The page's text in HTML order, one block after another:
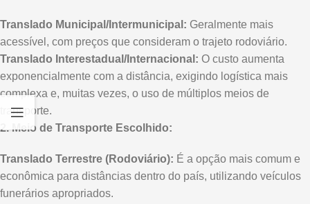
Translado Municipal/Intermunicipal: Geralmente mais
acessível, com preços que consideram o trajeto rodoviário.
Translado Interestadual/Internacional: O custo aumenta
exponencialmente com a distância, exigindo logística mais
complexa e, muitas vezes, o uso de múltiplos meios de
transporte.
2. Meio de Transporte Escolhido:
Translado Terrestre (Rodoviário): É a opção mais comum e
econômica para distâncias dentro do país, utilizando veículos
funerários apropriados.